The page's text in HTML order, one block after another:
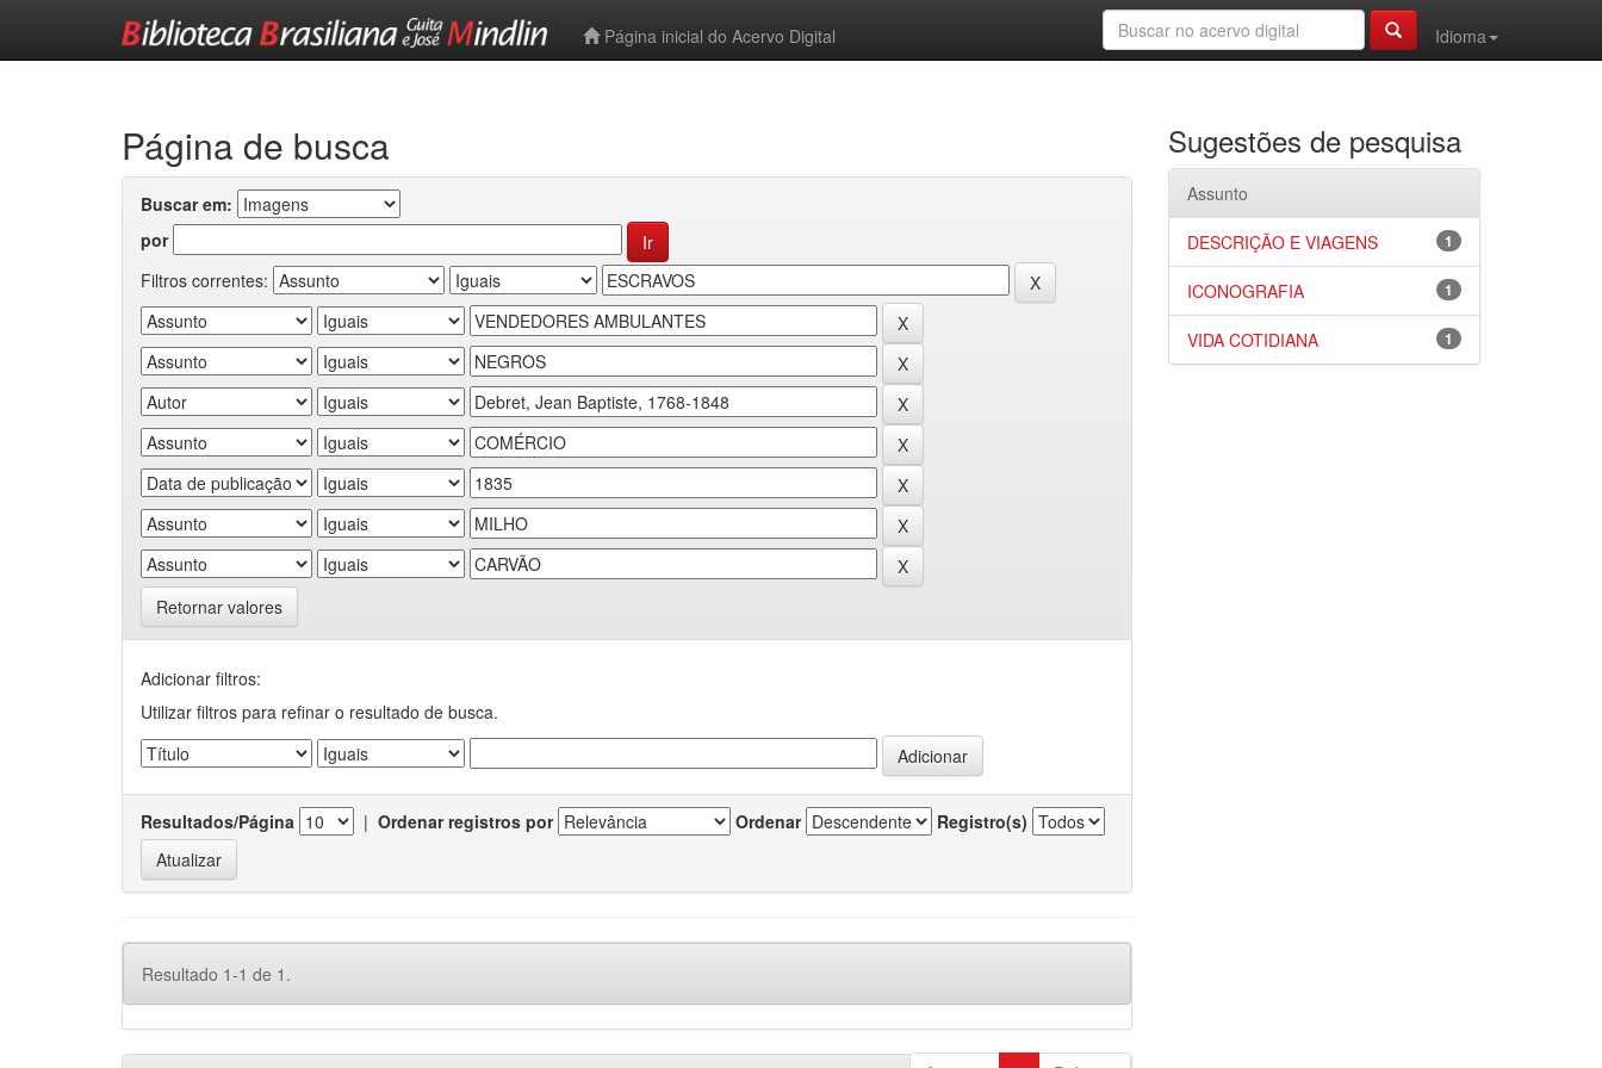
Página inicial do Acervo Digital
Idioma
Página de busca
Buscar em:
por
Filtros correntes:
Retornar valores
Adicionar filtros:
Utilizar filtros para refinar o resultado de busca.
Resultados/Página | Ordenar registros por Ordenar Registro(s)
Resultado 1-1 de 1.
Sugestões de pesquisa
Assunto
1
DESCRIÇÃO E VIAGENS
1
ICONOGRAFIA
1
VIDA COTIDIANA